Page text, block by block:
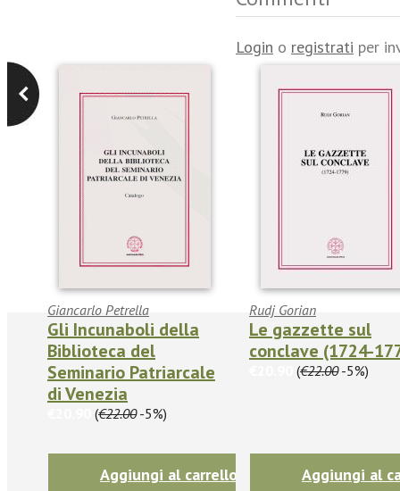
Login o registrati per
Giancarlo Petrella
Gli Incunaboli della
Biblioteca del
Seminario Patriarcale
di Venezia
(€22.00-5%)
Aggiungi al carrello
Rudj Gorian
Le gazzette sul
conclave (1724-
(€22.00-5%)
Aggiungi al